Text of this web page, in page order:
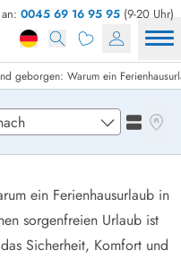
0045 69 16 95 95 (9-20 Uhr)
geborgen: Warum ein
ein Ferienhausurlaub in
sorgenfreien Urlaub ist
Sicherheit, Komfort und
Zurücksetzen